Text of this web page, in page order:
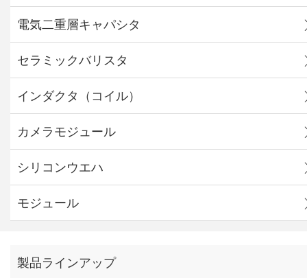
電気二重層キャパシタ
セラミックバリスタ
インダクタ（コイル）
カメラモジュール
シリコンウエハ
モジュール
製品ラインアップ